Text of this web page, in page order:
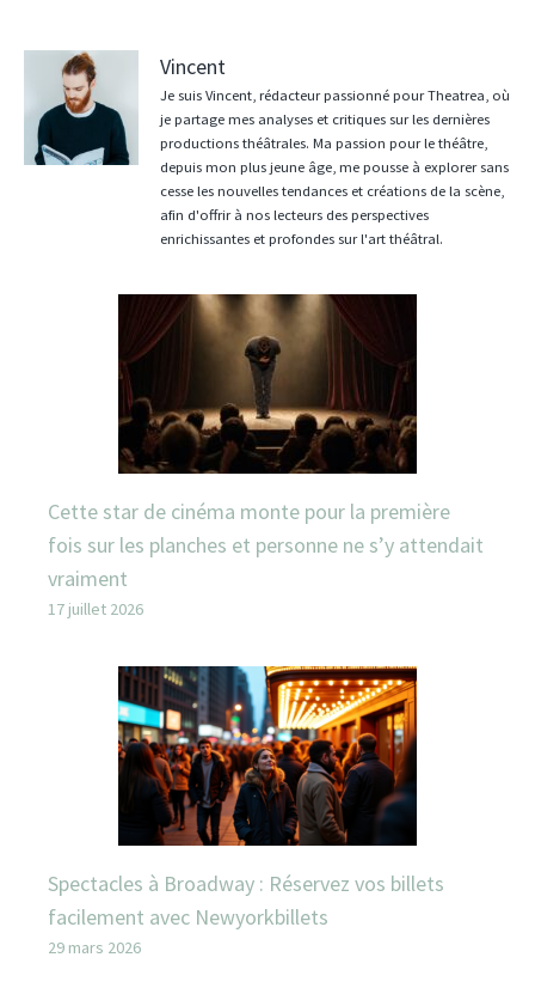
Vincent
Je suis Vincent, rédacteur passionné pour Theatrea, où
je partage mes analyses et critiques sur les dernières
productions théâtrales. Ma passion pour le théâtre,
depuis mon plus jeune âge, me pousse à explorer sans
cesse les nouvelles tendances et créations de la scène,
afin d'offrir à nos lecteurs des perspectives
enrichissantes et profondes sur l'art théâtral.
Cette star de cinéma monte pour la première
fois sur les planches et personne ne s’y attendait
vraiment
17 juillet 2026
Spectacles à Broadway : Réservez vos billets
facilement avec Newyorkbillets
29 mars 2026